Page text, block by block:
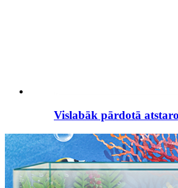
Vislabāk pārdotā